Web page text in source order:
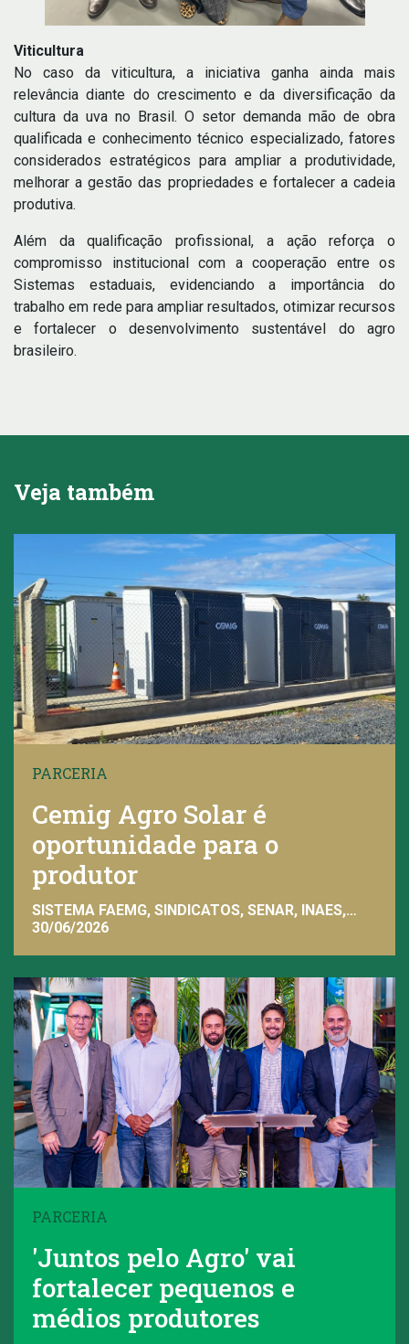
Viticultura
No caso da viticultura, a iniciativa ganha ainda mais
relevância diante do crescimento e da diversificação da
cultura da uva no Brasil. O setor demanda mão de obra
qualificada e conhecimento técnico especializado, fatores
considerados estratégicos para ampliar a produtividade,
melhorar a gestão das propriedades e fortalecer a cadeia
produtiva.
Além da qualificação profissional, a ação reforça o
compromisso institucional com a cooperação entre os
Sistemas estaduais, evidenciando a importância do
trabalho em rede para ampliar resultados, otimizar recursos
e fortalecer o desenvolvimento sustentável do agro
brasileiro.
Veja também
PARCERIA
Cemig Agro Solar é
oportunidade para o
produtor
SISTEMA FAEMG, SINDICATOS, SENAR, INAES,
FAEMG
30/06/2026
PARCERIA
'Juntos pelo Agro' vai
fortalecer pequenos e
médios produtores